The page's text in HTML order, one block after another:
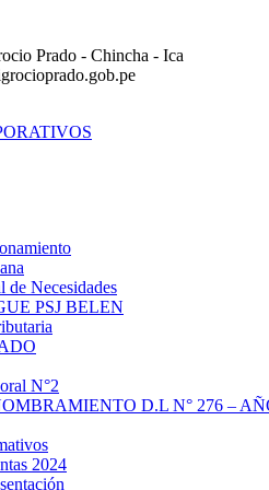
Prado - Chincha - Ica
de Necesidades
PSJ BELEN
N°2
D.L N° 276 –
2024